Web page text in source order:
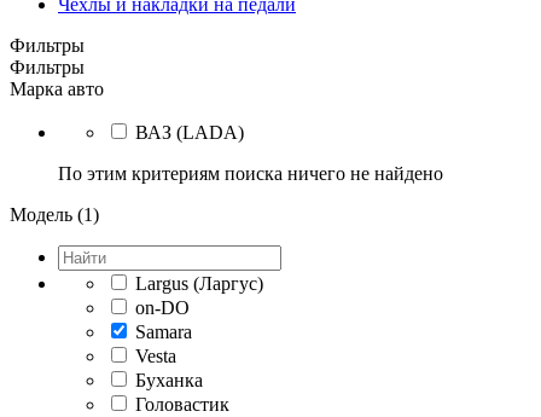
Чехлы и накладки на педали
Фильтры
Фильтры
Марка авто
ВАЗ (LADA)
По этим критериям поиска ничего не найдено
Модель (1)
Largus (Ларгус)
on-DO
Samara
Vesta
Буханка
Головастик